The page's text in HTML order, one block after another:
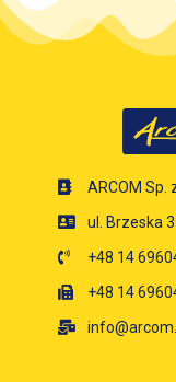
ARCOM Sp.
ul. Brzeska
+48 14
+48 14